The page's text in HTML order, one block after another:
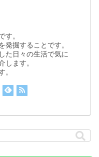
す。
発掘することです。
た日々の生活で気に
します。
。